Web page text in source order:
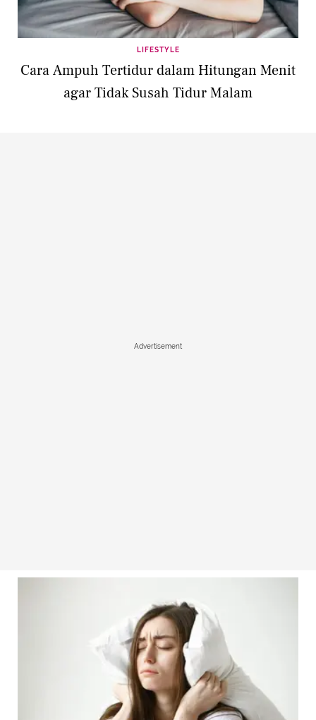
LIFESTYLE
Cara Ampuh Tertidur dalam Hitungan Menit
agar Tidak Susah Tidur Malam
Advertisement